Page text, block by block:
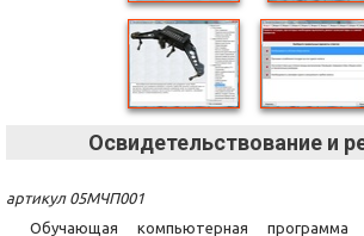
Освидетельствование и
артикул 05МЧП001
Обучающая компьютерная программа